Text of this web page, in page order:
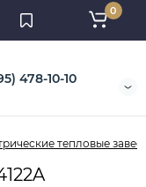
478-10-10
0
тепловые